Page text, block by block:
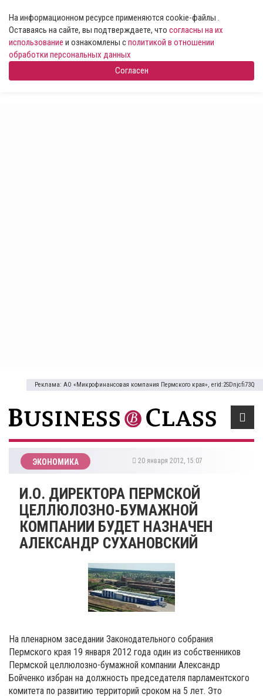
На информационном ресурсе применяются cookie-файлы .
Оставаясь на сайте, вы подтверждаете, что согласны на их
использование и ознакомлены сполитикой в отношении
обработки персональных данных
Согласен
Реклама: АО «Микрофинансовая компания Пермского края», erid:2SDnjcfi73Q
ЭКОНОМИКА 20 января 2012, 15:07
И.О. ДИРЕКТОРА ПЕРМСКОЙ
ЦЕЛЛЮЛОЗНО-БУМАЖНОЙ
КОМПАНИИ БУДЕТ НАЗНАЧЕН
АЛЕКСАНДР СУХАНОВСКИЙ
На пленарном заседании Законодательного собрания
Пермского края 19 января 2012 года один из собственников
Пермской целлюлозно-бумажной компании Александр
Бойченко избран на должность председателя парламентского
комитета по развитию территорий сроком на 5 лет. Это